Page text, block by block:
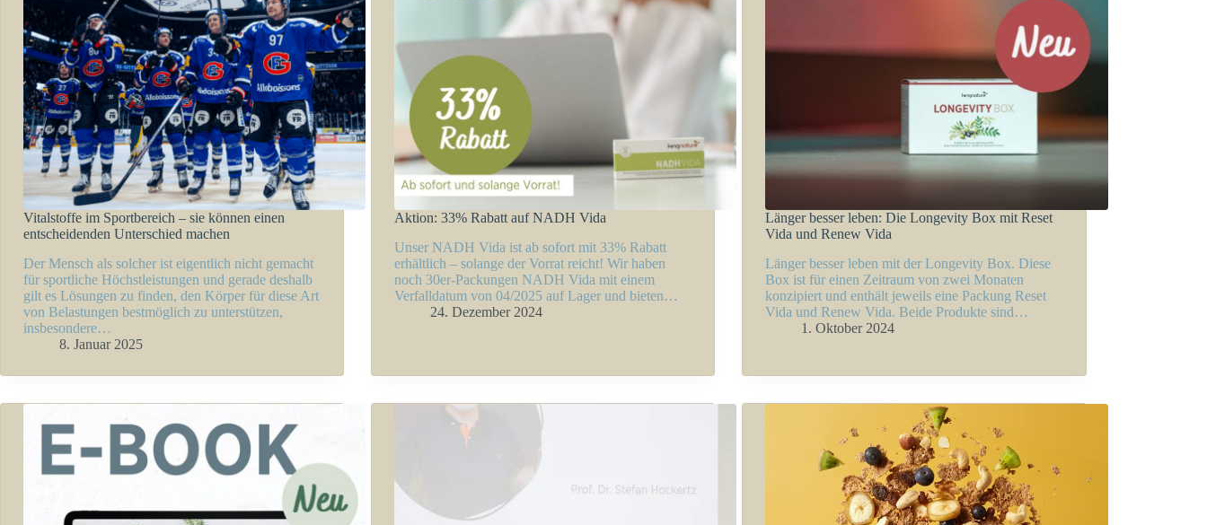
Vitalstoffe im Sportbereich – sie können einen
entscheidenden Unterschied machen
Der Mensch als solcher ist eigentlich nicht gemacht
für sportliche Höchstleistungen und gerade deshalb
gilt es Lösungen zu finden, den Körper für diese Art
von Belastungen bestmöglich zu unterstützen,
insbesondere…
8. Januar 2025
Aktion: 33% Rabatt auf NADH Vida
Unser NADH Vida ist ab sofort mit 33% Rabatt
erhältlich – solange der Vorrat reicht! Wir haben
noch 30er-Packungen NADH Vida mit einem
Verfalldatum von 04/2025 auf Lager und bieten…
24. Dezember 2024
Länger besser leben: Die Longevity Box mit Reset
Vida und Renew Vida
Länger besser leben mit der Longevity Box. Diese
Box ist für einen Zeitraum von zwei Monaten
konzipiert und enthält jeweils eine Packung Reset
Vida und Renew Vida. Beide Produkte sind…
1. Oktober 2024